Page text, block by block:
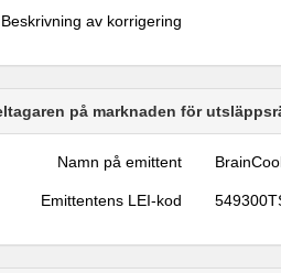
Beskrivning av korrigering
på marknaden för
Namn på emittent
Emittentens LEI-kod